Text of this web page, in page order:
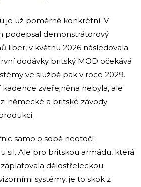
je už poměrně konkrétní. V
podepsal demonstrátorový
liber, v květnu 2026 následovala
dodávky britský MOD očekává
ve službě pak v roce 2029.
zveřejněna nebyla, ale
německé a britské závody
samo o sobě neotočí
sil. Ale pro britskou armádu, která
dělostřeleckou
systémy, je to skok z